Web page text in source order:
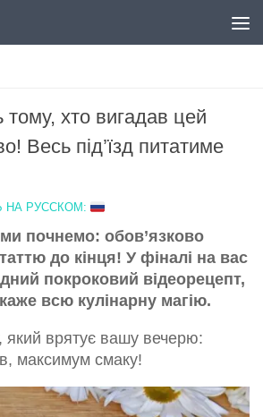
хто вигадав цей
Весь під’їзд питатиме
НА РУССКОМ:
ми почнемо: обов’язково
до кінця! У фіналі на вас
покроковий відеорецепт,
всю кулінарну магію.
який врятує вашу вечерю:
максимум смаку!